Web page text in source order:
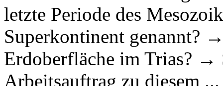
letzte Periode des
Superkontinent genannt?
Erdoberfläche im Trias?
Arbeitsauftrag zu diesem ...